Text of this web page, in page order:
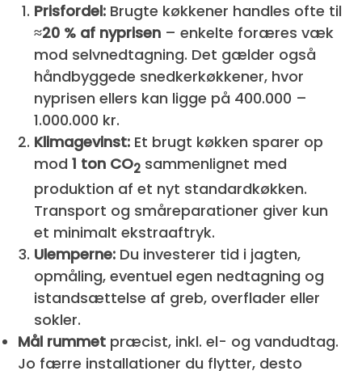
Prisfordel: Brugte køkkener handles ofte til
≈20 % af nyprisen – enkelte foræres væk
mod selvnedtagning. Det gælder også
håndbyggede snedkerkøkkener, hvor
nyprisen ellers kan ligge på 400.000 –
1.000.000 kr.
Klimagevinst: Et brugt køkken sparer op
mod1 ton CO2 sammenlignet med
produktion af et nyt standardkøkken.
Transport og småreparationer giver kun
et minimalt ekstraaftryk.
Ulemperne: Du investerer tid i jagten,
opmåling, eventuel egen nedtagning og
istandsættelse af greb, overflader eller
sokler.
Mål rummet præcist, inkl. el- og vandudtag.
Jo færre installationer du flytter, desto